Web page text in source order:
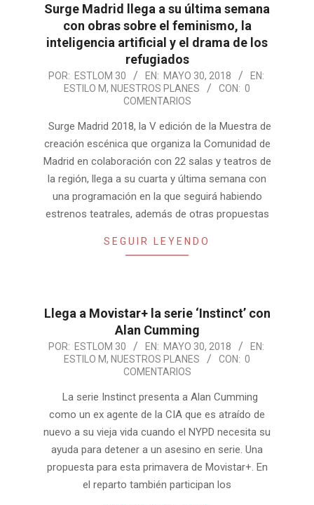
Surge Madrid llega a su última semana
con obras sobre el feminismo, la
inteligencia artificial y el drama de los
refugiados
2018-
POR: ESTLOM 30 EN: MAYO 30, 2018
EN:
ESTILO M, NUESTROS PLANES CON: 0
COMENTARIOS
Surge Madrid 2018, la V edición de la Muestra de
creación escénica que organiza la Comunidad de
Madrid en colaboración con 22 salas y teatros de
la región, llega a su cuarta y última semana con
una programación en la que seguirá habiendo
estrenos teatrales, además de otras propuestas
SEGUIR LEYENDO
Llega a Movistar+ la serie ‘Instinct’ con
Alan Cumming
2018-
POR: ESTLOM 30 EN: MAYO 30, 2018
EN:
ESTILO M, NUESTROS PLANES CON: 0
COMENTARIOS
La serie Instinct presenta a Alan Cumming
como un ex agente de la CIA que es atraído de
nuevo a su vieja vida cuando el NYPD necesita su
ayuda para detener a un asesino en serie. Una
propuesta para esta primavera de Movistar+. En
el reparto también participan los